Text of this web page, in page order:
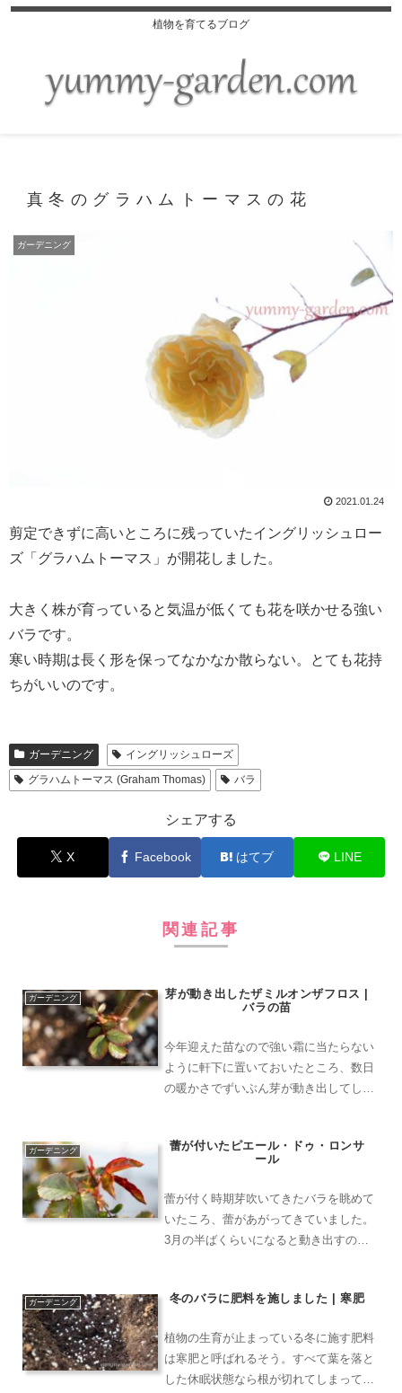
植物を育てるブログ
真冬のグラハムトーマスの花
ガーデニング
2021.01.24
剪定できずに高いところに残っていたイングリッシュロー
ズ「グラハムトーマス」が開花しました。
大きく株が育っていると気温が低くても花を咲かせる強い
バラです。
寒い時期は長く形を保ってなかなか散らない。とても花持
ちがいいのです。
ガーデニング
イングリッシュローズ
グラハムトーマス (Graham Thomas)
バラ
シェアする
X Facebook はてブ LINE
関連記事
ガーデニング
芽が動き出したザミルオンザフロス |
バラの苗
今年迎えた苗なので強い霜に当たらない
ように軒下に置いておいたところ、数日
の暖かさでずいぶん芽が動き出してしま
は、まだ早いからと芽欠きはしないほう
ガーデニング
蕾が付いたピエール・ドゥ・ロンサ
ール
蕾が付く時期芽吹いてきたバラを眺めて
いたころ、蕾があがってきていました。
3月の半ばくらいになると動き出すのが
ラゾウムシがすでにいました。見つけ次
ガーデニング 冬のバラに肥料を施しました | 寒肥
植物の生育が止まっている冬に施す肥料
は寒肥と呼ばれるそう。すべて葉を落と
した休眠状態なら根が切れてしまっても